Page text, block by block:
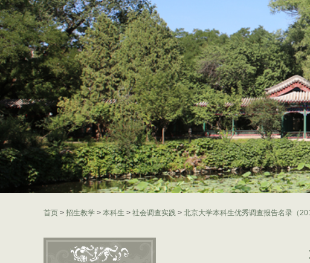
首页 > 招生教学 > 本科生 > 社会调查实践 > 北京大学本科生优秀调查报告名录（